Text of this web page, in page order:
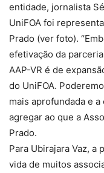
entidade, jornalista
UniFOA foi
Prado (ver foto).
efetivação da
AAP-VR é de
do UniFOA.
mais aprofundada e
agregar ao que a
Prado.
Para Ubirajara Vaz, a
vida de muitos